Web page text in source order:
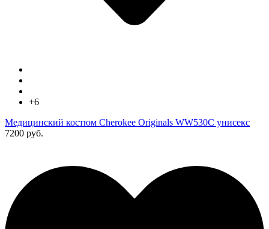
+6
Медицинский костюм Cherokee Originals WW530C унисекс
7200 руб.